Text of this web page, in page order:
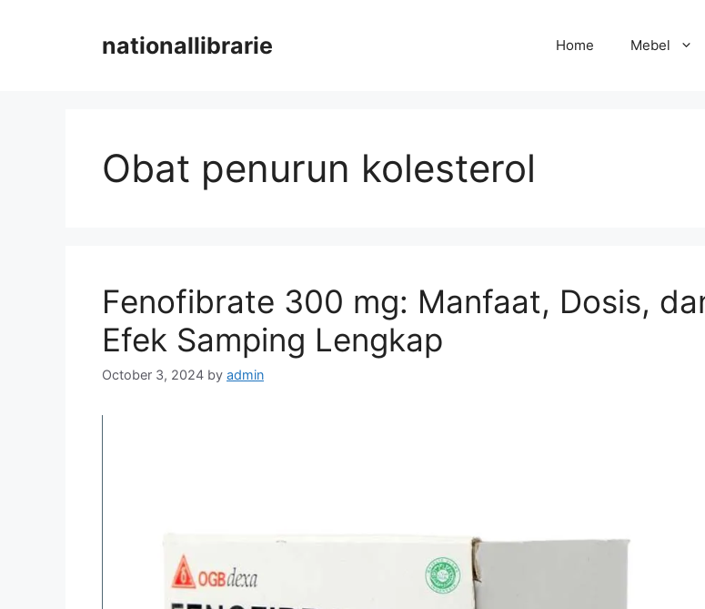
nationallibrarie Home Mebel
Obat penurun kolesterol
Fenofibrate 300 mg: Manfaat, Dosis,
Efek Samping Lengkap
October 3, 2024 by admin